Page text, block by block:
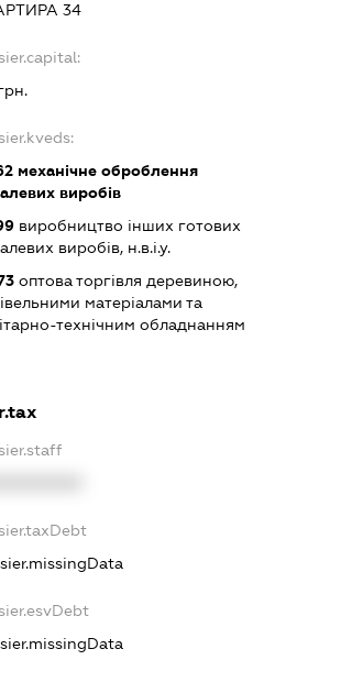
34
механічне оброблення
виробів
виробництво інших готових
виробів, н.в.і.у.
оптова торгівля деревиною,
матеріалами та
технічним обладнанням